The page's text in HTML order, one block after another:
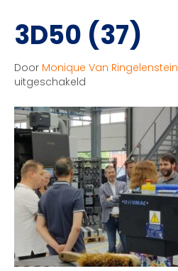
3D50 (37)
Door Monique Van Ringelenstein
uitgeschakeld
(37)